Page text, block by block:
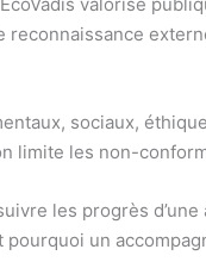
sociaux,
limite les non-
les progrès
un